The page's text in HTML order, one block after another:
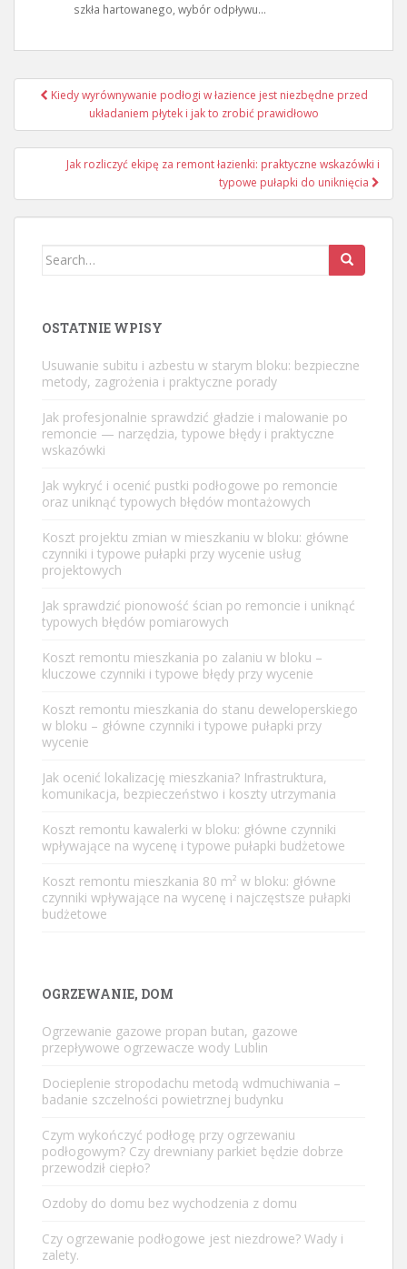
szkła hartowanego, wybór odpływu...
Nawigacja
Kiedy wyrównywanie podłogi w łazience jest niezbędne przed
układaniem płytek i jak to zrobić prawidłowo
Jak rozliczyć ekipę za remont łazienki: praktyczne wskazówki i
typowe pułapki do uniknięcia
Search
OSTATNIE WPISY
Usuwanie subitu i azbestu w starym bloku: bezpieczne
metody, zagrożenia i praktyczne porady
Jak profesjonalnie sprawdzić gładzie i malowanie po
remoncie — narzędzia, typowe błędy i praktyczne
wskazówki
Jak wykryć i ocenić pustki podłogowe po remoncie
oraz uniknąć typowych błędów montażowych
Koszt projektu zmian w mieszkaniu w bloku: główne
czynniki i typowe pułapki przy wycenie usług
projektowych
Jak sprawdzić pionowość ścian po remoncie i uniknąć
typowych błędów pomiarowych
Koszt remontu mieszkania po zalaniu w bloku –
kluczowe czynniki i typowe błędy przy wycenie
Koszt remontu mieszkania do stanu deweloperskiego
w bloku – główne czynniki i typowe pułapki przy
wycenie
Jak ocenić lokalizację mieszkania? Infrastruktura,
komunikacja, bezpieczeństwo i koszty utrzymania
Koszt remontu kawalerki w bloku: główne czynniki
wpływające na wycenę i typowe pułapki budżetowe
Koszt remontu mieszkania 80 m² w bloku: główne
czynniki wpływające na wycenę i najczęstsze pułapki
budżetowe
OGRZEWANIE, DOM
Ogrzewanie gazowe propan butan, gazowe
przepływowe ogrzewacze wody Lublin
Docieplenie stropodachu metodą wdmuchiwania –
badanie szczelności powietrznej budynku
Czym wykończyć podłogę przy ogrzewaniu
podłogowym? Czy drewniany parkiet będzie dobrze
przewodził ciepło?
Ozdoby do domu bez wychodzenia z domu
Czy ogrzewanie podłogowe jest niezdrowe? Wady i
zalety.